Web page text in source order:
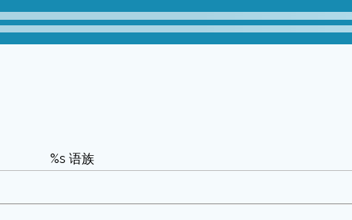
%s 语族